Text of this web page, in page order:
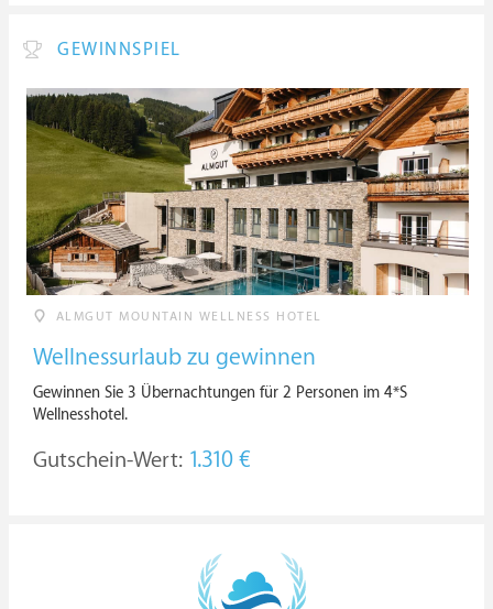
GEWINNSPIEL
ALMGUT MOUNTAIN WELLNESS HOTEL
Wellnessurlaub zu gewinnen
Gewinnen Sie 3 Übernachtungen für 2 Personen im 4*S
Wellnesshotel.
Gutschein-Wert: 1.310 €